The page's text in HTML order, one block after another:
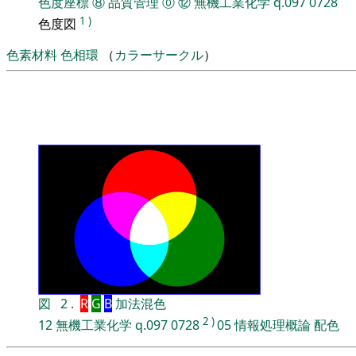
色度図 1 )
色素材料色相環 （カラーサークル）
図 2 . R G B 加法混色
12無機工業化学 q.0970728 2 )05情報処理概論配色